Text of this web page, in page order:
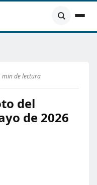
min de lectura
del
de 2026